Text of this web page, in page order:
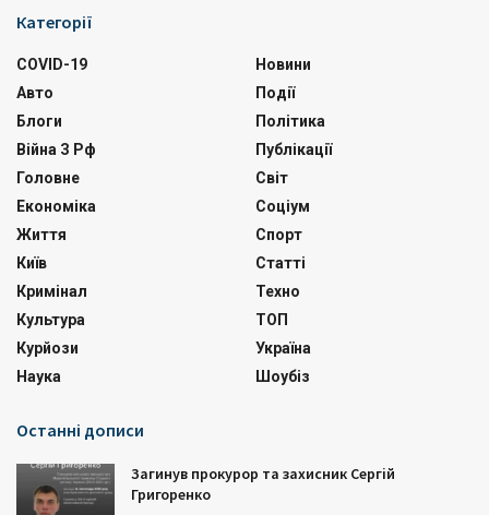
Категорії
COVID-19
Авто
Блоги
Війна З Рф
Головне
Економіка
Життя
Київ
Кримінал
Культура
Курйози
Наука
Новини
Події
Політика
Публікації
Світ
Соціум
Спорт
Статті
Техно
ТОП
Україна
Шоубіз
Останні дописи
Загинув прокурор та захисник Сергій
Григоренко